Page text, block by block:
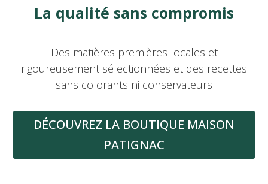
La qualité sans compromis
Des matières premières locales et
rigoureusement sélectionnées et des recettes
sans colorants ni conservateurs
DÉCOUVREZ LA BOUTIQUE MAISON
PATIGNAC